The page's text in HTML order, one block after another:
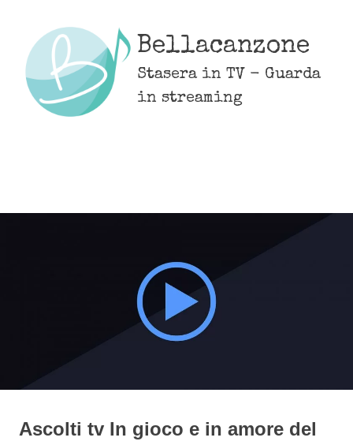
content
Bellacanzone
Stasera in TV - Guarda
in streaming
Ascolti tv In gioco e in amore del